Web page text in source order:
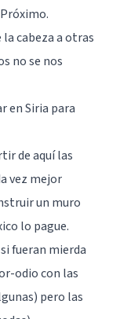
cabeza a otras
no se nos
en Siria para
de aquí las
vez mejor
un muro
lo pague.
fueran mierda
odio con las
pero las